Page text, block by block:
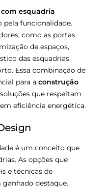
esquadria
pela funcionalidade.
como as portas
de espaços,
das esquadrias
Essa combinação de
para a construção
que respeitam
eficiência energética.
é um conceito que
As opções que
e técnicas de
destaque.